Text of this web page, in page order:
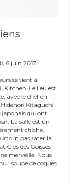
6 juin 2017
se tient à
Le lieu est
avec le chef en
Hidenori Kitaguchi
japonais qui ont
La salle est un
chiche,
pas rater la
Clos des Goisses
merveille. Nous
: soupe de coques